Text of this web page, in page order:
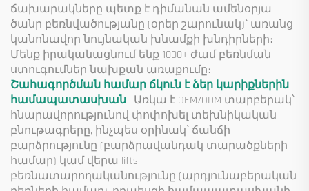
ճախարակները պետք է դիմանան ամենօրյա
ծանր բեռնվածությանը (օրեր շարունակ)՝ առանց
կանոնավոր նույնական խնամքի խնդիրների։
Մենք իրականացնում ենք 1000+ ժամ բեռնման
ստուգումներ նախքան առաքումը։
Շահագործման համար ճկուն է ձեր կարիքներին
համապատասխան : Առկա է OEM/ODM տարբերակ՝
հնարավորությունով փոփոխել տեխնիկական
բնութագրերը, ինչպես օրինակ՝ ճանճի
բարձրությունը (բարձրավանդակ տարածքների
համար) կամ վերա lifts
բեռնատարողականությունը (արդյունաբերական